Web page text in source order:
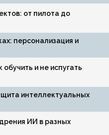
от пилота до
персонализация и
и не испугать
интеллектуальных
ИИ в разных